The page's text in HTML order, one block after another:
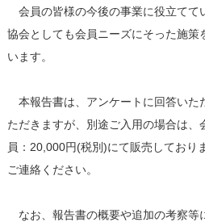
会員の皆様の今後の事業に役立てて
協会としても会員ニーズにそった施策
います。
本報告書は、アンケートに回答いた
ただきますが、別途ご入用の場合は
員：20,000円(税別)にて販売しており
ご連絡ください。
なお、報告書の概要や追加の考察